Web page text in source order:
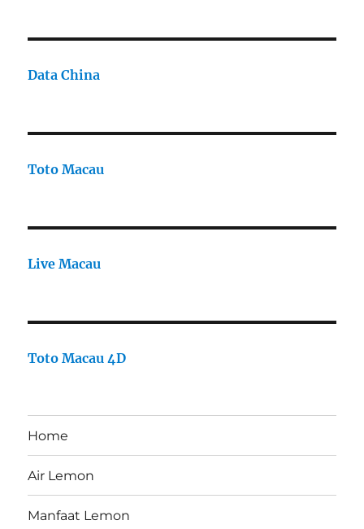
Data China
Toto Macau
Live Macau
Toto Macau 4D
Home
Air Lemon
Manfaat Lemon